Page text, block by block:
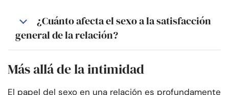
¿Cuánto afecta el sexo a la satisfacción
general de la relación?
Más allá de la intimidad
El papel del sexo en una relación es profundamente